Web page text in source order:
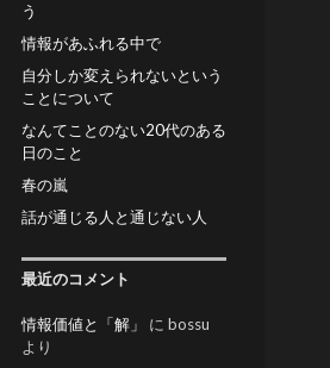
う
情報があふれる中で
自分しか変えられないという
ことについて
なんてことのない20代のある
日のこと
春の嵐
話が通じる人と通じない人
最近のコメント
情報価値と「解」 に bossu
より